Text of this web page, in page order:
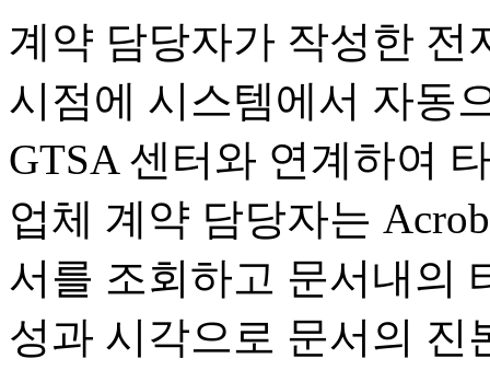
계약 담당자가 작성한 전
시점에 시스템에서 자동
GTSA 센터와 연계하여
업체 계약 담당자는
서를 조회하고 문서내의
성과 시각으로 문서의 진